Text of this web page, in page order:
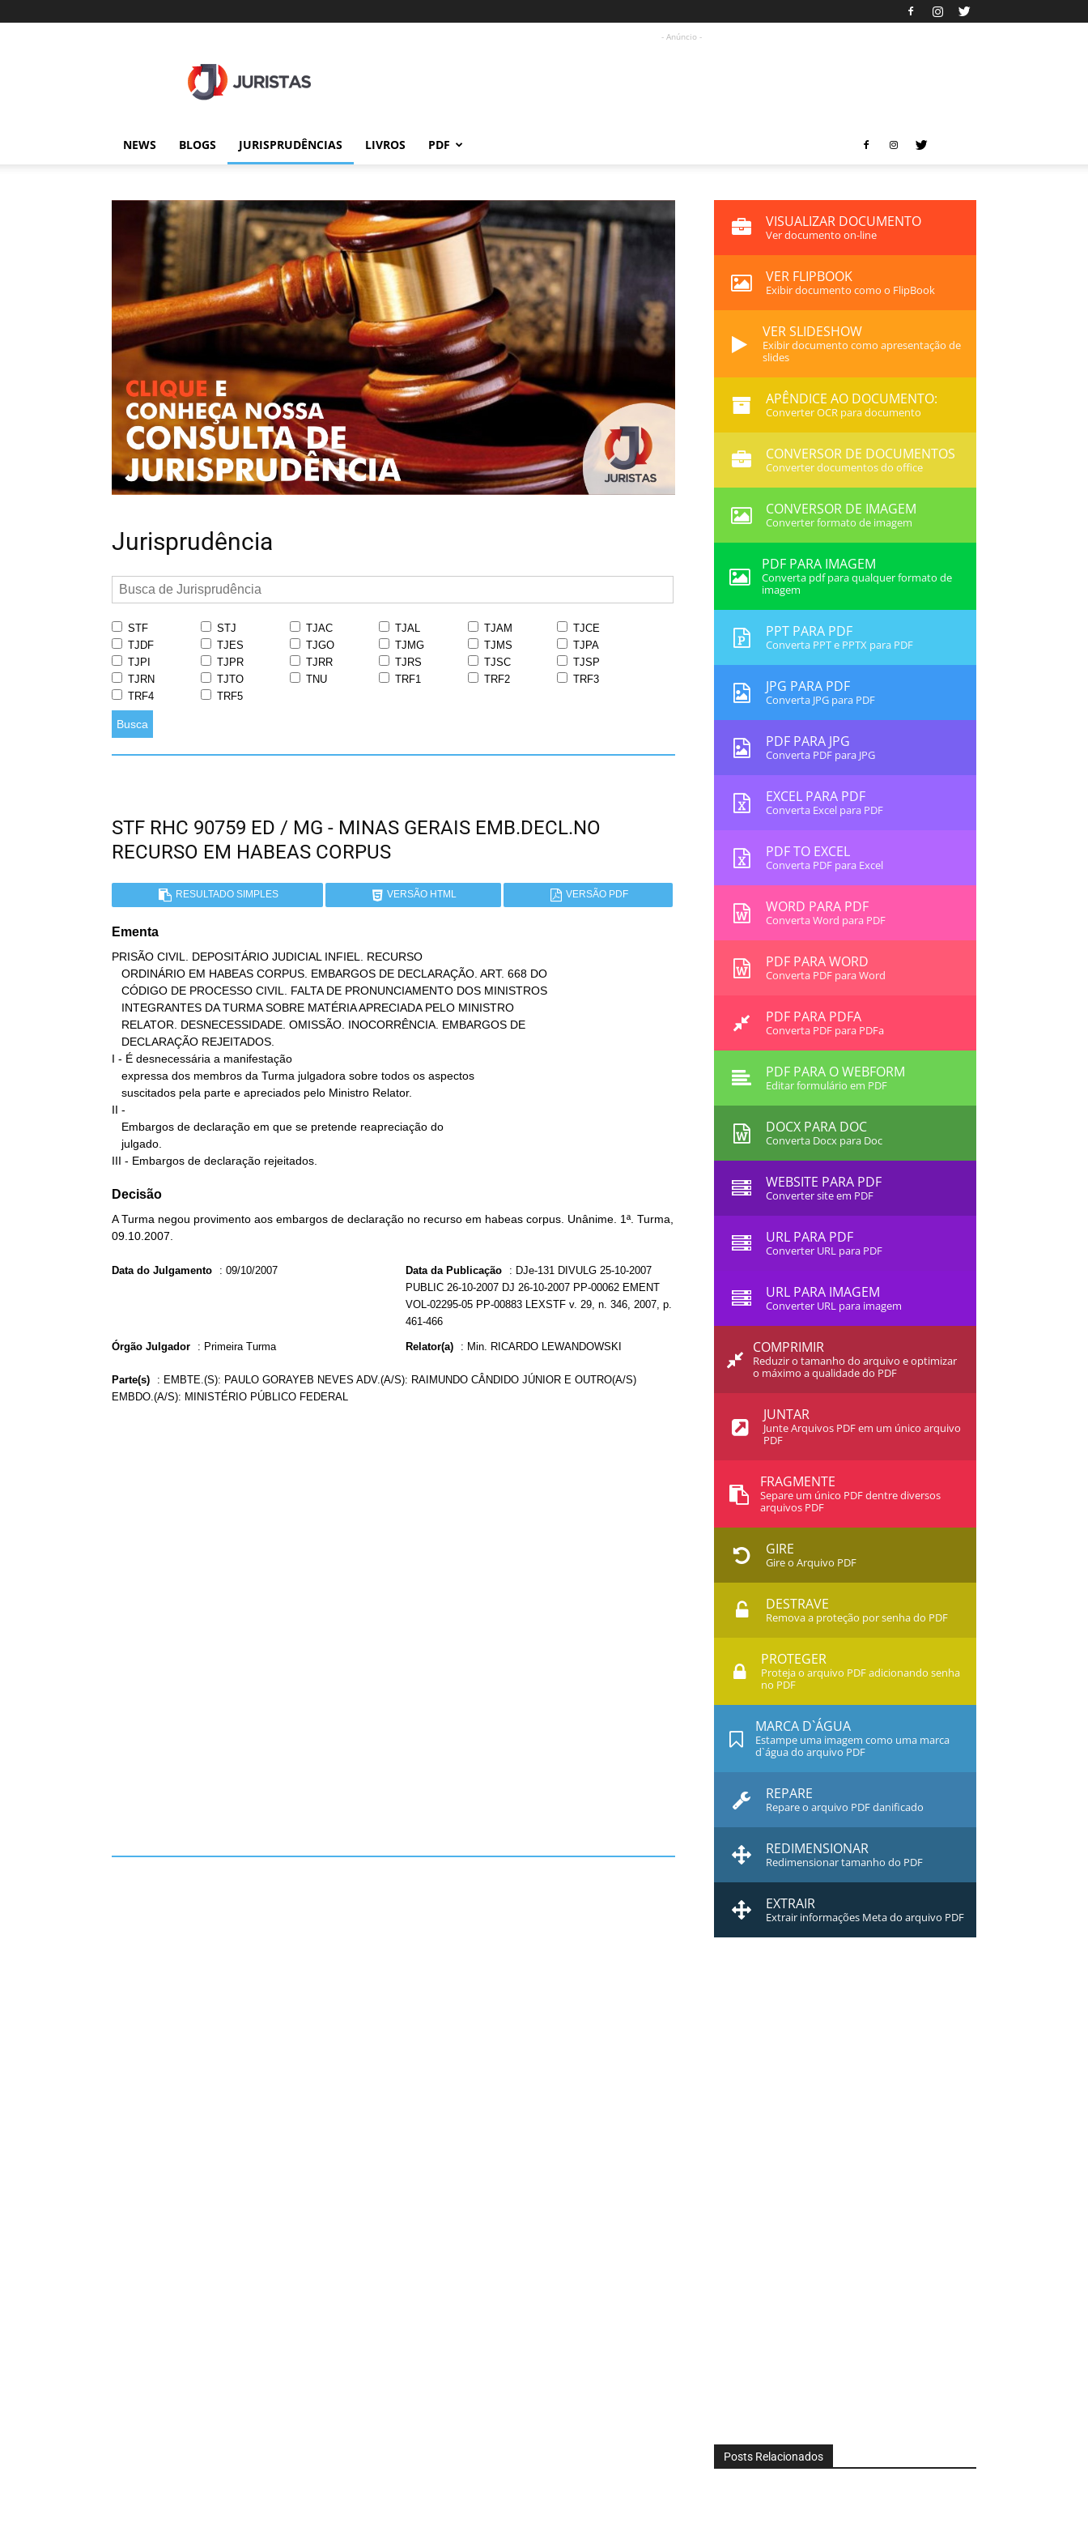
- Anúncio -
NEWS BLOGS JURISPRUDÊNCIAS LIVROS PDF
Jurisprudência
STF STJ TJAC TJAL TJAM
TJCE
TJDF
TJES TJGO TJMG TJMS
TJPA
TJPI
TJPR TJRR TJRS TJSC
TJSP
TJRN
TJTO TNU TRF1 TRF2
TRF3
TRF4
TRF5
Busca
STF RHC 90759 ED / MG - MINAS GERAIS EMB.DECL.NO
RECURSO EM HABEAS CORPUS
RESULTADO SIMPLES VERSÃO HTML VERSÃO PDF
Ementa
PRISÃO CIVIL. DEPOSITÁRIO JUDICIAL INFIEL. RECURSO
I - É desnecessária a manifestação
II -
III - Embargos de declaração rejeitados.
Decisão
A Turma negou provimento aos embargos de declaração no recurso em habeas corpus. Unânime. 1ª. Turma,
09.10.2007.
Data do Julgamento : 09/10/2007 Data da Publicação : DJe-131 DIVULG 25-10-2007
PUBLIC 26-10-2007 DJ 26-10-2007 PP-00062 EMENT
VOL-02295-05 PP-00883 LEXSTF v. 29, n. 346, 2007, p.
461-466
Órgão Julgador : Primeira Turma Relator(a) : Min. RICARDO LEWANDOWSKI
Parte(s) : EMBTE.(S): PAULO GORAYEB NEVES ADV.(A/S): RAIMUNDO CÂNDIDO JÚNIOR E OUTRO(A/S)
EMBDO.(A/S): MINISTÉRIO PÚBLICO FEDERAL
VISUALIZAR DOCUMENTO
Ver documento on-line
VER FLIPBOOK
Exibir documento como o FlipBook
VER SLIDESHOW
Exibir documento como apresentação de
slides
APÊNDICE AO DOCUMENTO:
Converter OCR para documento
CONVERSOR DE DOCUMENTOS
Converter documentos do office
CONVERSOR DE IMAGEM
Converter formato de imagem
PDF PARA IMAGEM
Converta pdf para qualquer formato de
imagem
PPT PARA PDF
Converta PPT e PPTX para PDF
JPG PARA PDF
Converta JPG para PDF
PDF PARA JPG
Converta PDF para JPG
EXCEL PARA PDF
Converta Excel para PDF
PDF TO EXCEL
Converta PDF para Excel
WORD PARA PDF
Converta Word para PDF
PDF PARA WORD
Converta PDF para Word
PDF PARA PDFA
Converta PDF para PDFa
PDF PARA O WEBFORM
Editar formulário em PDF
DOCX PARA DOC
Converta Docx para Doc
WEBSITE PARA PDF
Converter site em PDF
URL PARA PDF
Converter URL para PDF
URL PARA IMAGEM
Converter URL para imagem
COMPRIMIR
Reduzir o tamanho do arquivo e optimizar
o máximo a qualidade do PDF
JUNTAR
Junte Arquivos PDF em um único arquivo
PDF
FRAGMENTE
Separe um único PDF dentre diversos
arquivos PDF
GIRE
Gire o Arquivo PDF
DESTRAVE
Remova a proteção por senha do PDF
PROTEGER
Proteja o arquivo PDF adicionando senha
no PDF
MARCA D`ÁGUA
Estampe uma imagem como uma marca
d`água do arquivo PDF
REPARE
Repare o arquivo PDF danificado
REDIMENSIONAR
Redimensionar tamanho do PDF
EXTRAIR
Extrair informações Meta do arquivo PDF
Posts Relacionados